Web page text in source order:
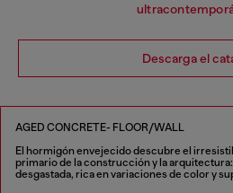
Descarga el
AGED CONCRETE- FLOOR/WALL
El hormigón envejecido descubre el
primario de la construcción y la arquitectura:
desgastada, rica en variaciones de color y